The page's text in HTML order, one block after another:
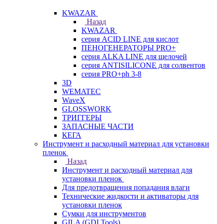
KWAZAR
Назад
KWAZAR
серия ACID LINE для кислот
ПЕНОГЕНЕРАТОРЫ PRO+
серия ALKA LINE для щелочей
серия ANTISILICONE для солвентов
серия PRO+ph 3-8
3D
WEMATEC
WaveX
GLOSSWORK
ТРИГГЕРЫ
ЗАПАСНЫЕ ЧАСТИ
КЕГА
Инструмент и расходный материал для установки
пленок
Назад
Инструмент и расходный материал для
установки пленок
Для предотвращения попадания влаги
Технические жидкости и активаторы для
установки пленок
Сумки для инструментов
GILA (GDI Tools)